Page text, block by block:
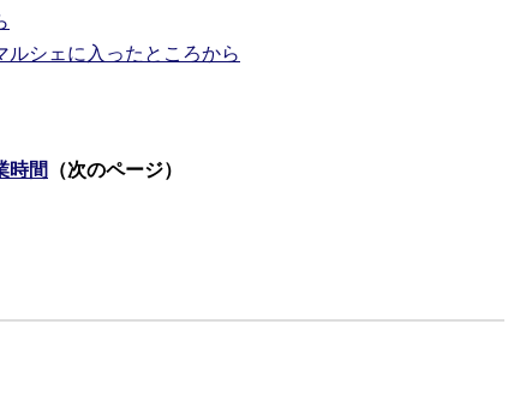
シェに入ったところから
時間
（次のページ）